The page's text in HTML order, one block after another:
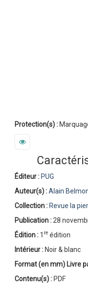
Protection(s) :
Éditeur :PUG
Auteur(s) :Alain
Collection :Revue la
Publication : 28
Édition : 1 re édition
Intérieur :Noir & blanc
Format (en mm) Livre
Contenu(s) :PDF